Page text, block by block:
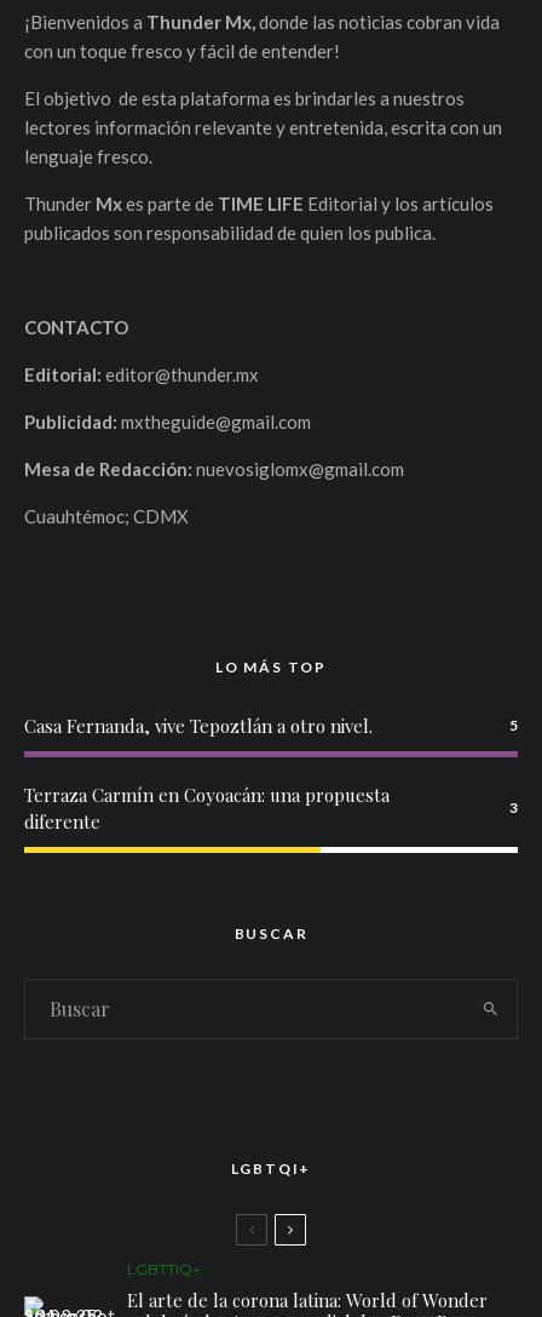
¡Bienvenidos a Thunder Mx,donde las noticias cobran vida
con un toque fresco y fácil de entender!
El objetivo de esta plataforma es brindarles a nuestros
lectores información relevante y entretenida, escrita con un
lenguaje fresco.
Thunder Mxes parte de TIME LIFE Editorial y los artículos
publicados son responsabilidad de quien los publica.
CONTACTO
Editorial: editor@thunder.mx
Publicidad: mxtheguide@gmail.com
Mesa de Redacción: nuevosiglomx@gmail.com
Cuauhtémoc; CDMX
LO MÁS TOP
Casa Fernanda, vive Tepoztlán a otro nivel. 5
Terraza Carmín en Coyoacán: una propuesta
diferente
3
BUSCAR
LGBTQI+
LGBTTIQ+
El arte de la corona latina: World of Wonder